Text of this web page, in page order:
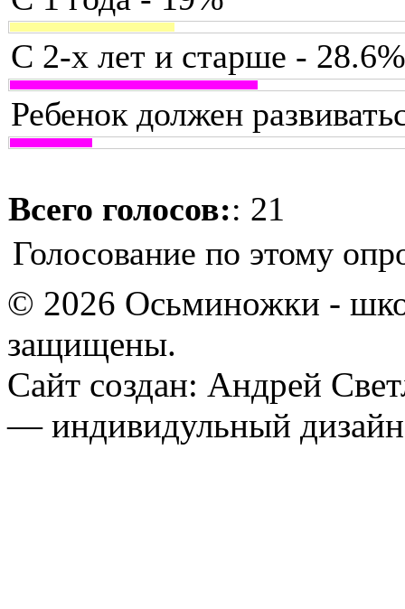
С 2-х лет и старше - 28.6%
Ребенок должен
Всего голосов:: 21
Голосование по этому
© 2026 Осьминожки -
защищены.
Сайт создан: Андрей
— индивидульный